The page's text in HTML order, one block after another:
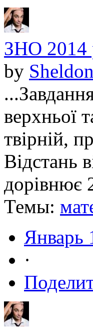
ЗНО 2014
by
верхньої
твірній,
Відстань
дорівнює
Темы:
Январь
·